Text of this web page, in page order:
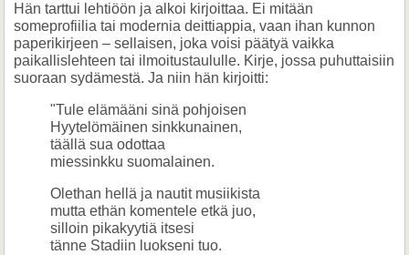
Hän tarttui lehtiöön ja alkoi kirjoittaa. Ei mitään
someprofiilia tai modernia deittiappia, vaan ihan kunnon
paperikirjeen – sellaisen, joka voisi päätyä vaikka
paikallislehteen tai ilmoitustaululle. Kirje, jossa puhuttaisiin
suoraan sydämestä. Ja niin hän kirjoitti:
"Tule elämääni sinä pohjoisen
Hyytelömäinen sinkkunainen,
täällä sua odottaa
miessinkku suomalainen.
Olethan hellä ja nautit musiikista
mutta ethän komentele etkä juo,
silloin pikakyytiä itsesi
tänne Stadiin luokseni tuo.